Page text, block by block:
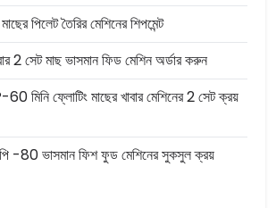
পিলেট তৈরির মেশিনের শিপমেন্ট
2 সেট মাছ ভাসমান ফিড মেশিন অর্ডার করুন
মিনি ফ্লোটিং মাছের খাবার মেশিনের 2 সেট ক্রয়
-80 ভাসমান ফিশ ফুড মেশিনের সুকসুল ক্রয়